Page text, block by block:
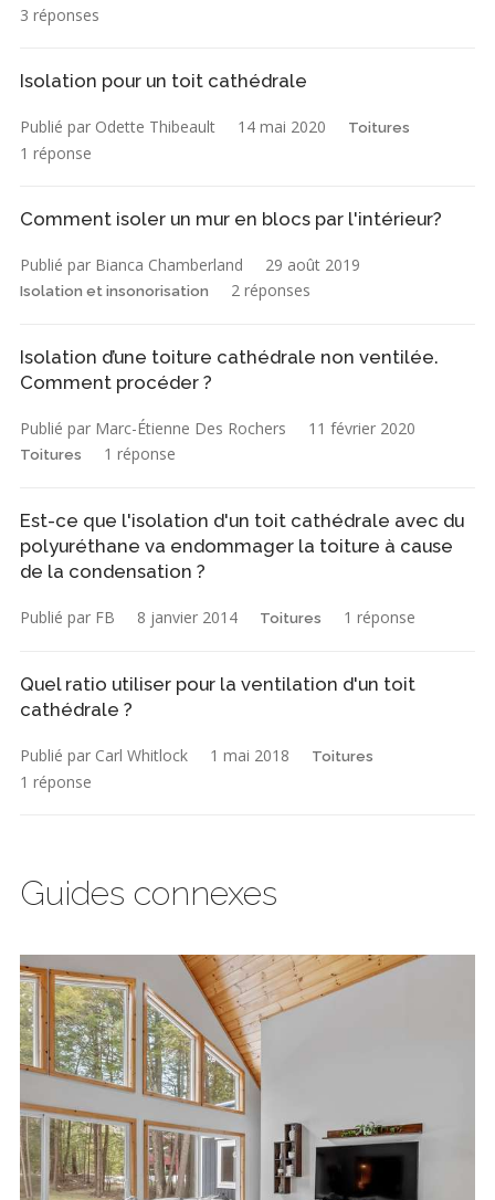
3 réponses
Isolation pour un toit cathédrale
Publié par Odette Thibeault 14 mai 2020 Toitures
1 réponse
Comment isoler un mur en blocs par l'intérieur?
Publié par Bianca Chamberland 29 août 2019
Isolation et insonorisation 2 réponses
Isolation d’une toiture cathédrale non ventilée.
Comment procéder ?
Publié par Marc-Étienne Des Rochers 11 février 2020
Toitures 1 réponse
Est-ce que l'isolation d'un toit cathédrale avec du
polyuréthane va endommager la toiture à cause
de la condensation ?
Publié par FB 8 janvier 2014 Toitures 1 réponse
Quel ratio utiliser pour la ventilation d'un toit
cathédrale ?
Publié par Carl Whitlock 1 mai 2018 Toitures
1 réponse
Guides connexes